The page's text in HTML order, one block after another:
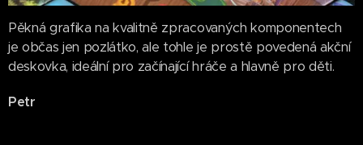
Pěkná grafika na kvalitně zpracovaných komponentech
je občas jen pozlátko, ale tohle je prostě povedená akční
deskovka, ideální pro začínající hráče a hlavně pro děti.
Petr